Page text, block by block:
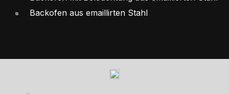
Backofen aus emaillirten Stahl